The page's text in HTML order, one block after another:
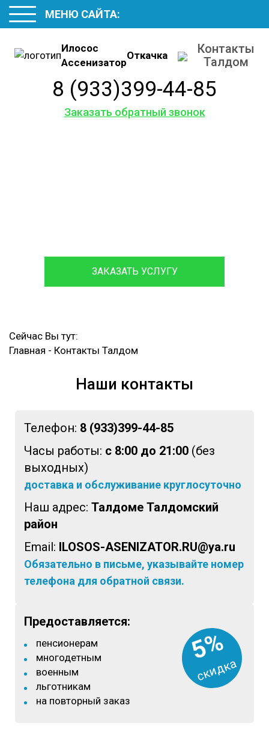
Илосос
Ассенизатор
Откачка
Контакты
Талдом
8 (933)399-44-85
Заказать обратный звонок
МЕНЮ САЙТА:
ЗАКАЗАТЬ УСЛУГУ
Сейчас Вы тут:
Главная - Контакты Талдом
Наши контакты
Телефон: 8 (933)399-44-85
Часы работы: с 8:00 до 21:00 (без
выходных)
доставка и обслуживание круглосуточно
Наш адрес: Талдоме Талдомский
район
Email: ILOSOS-ASENIZATOR.RU@ya.ru
Обязательно в письме, указывайте номер
телефона для обратной связи.
Предоставляется:
пенсионерам
многодетным
военным
льготникам
на повторный заказ
5%
скидка